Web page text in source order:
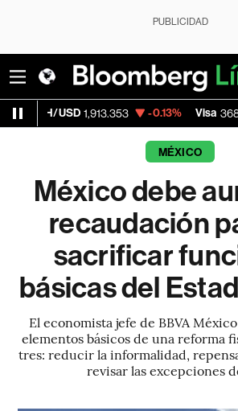
PUBLICIDAD
1,913.353 -0.13% Visa 368.54 -
MÉXICO
México debe
recaudación
sacrificar
básicas del
El economista jefe de BBVA
elementos básicos de una reforma
tres: reducir la informalidad,
revisar las excepciones